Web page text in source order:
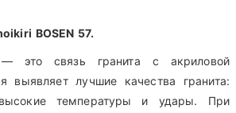
BOSEN 57.
— это связь гранита с акриловой
выявляет лучшие качества гранита:
температуры и удары. При